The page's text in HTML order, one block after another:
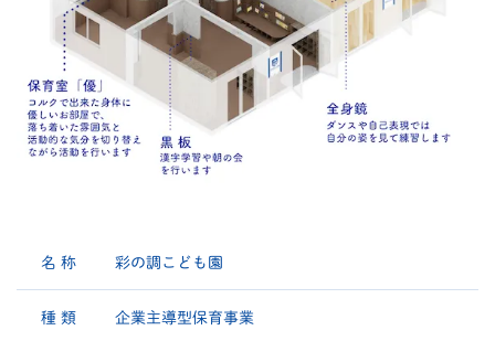
名 称 彩の調こども園
種 類 企業主導型保育事業